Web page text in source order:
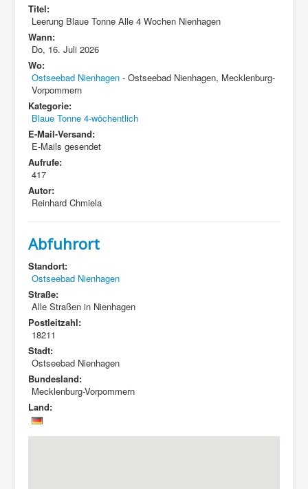
Titel:
Leerung Blaue Tonne Alle 4 Wochen Nienhagen
Wann:
Do, 16. Juli 2026
Wo:
Ostseebad Nienhagen - Ostseebad Nienhagen, Mecklenburg-
Vorpommern
Kategorie:
Blaue Tonne 4-wöchentlich
E-Mail-Versand:
E-Mails gesendet
Aufrufe:
417
Autor:
Reinhard Chmiela
Abfuhrort
Standort:
Ostseebad Nienhagen
Straße:
Alle Straßen in Nienhagen
Postleitzahl:
18211
Stadt:
Ostseebad Nienhagen
Bundesland:
Mecklenburg-Vorpommern
Land: